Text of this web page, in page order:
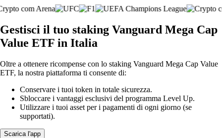
Gestisci il tuo staking Vanguard Mega Cap
Value ETF in Italia
Oltre a ottenere ricompense con lo staking Vanguard Mega Cap Value
ETF, la nostra piattaforma ti consente di:
Conservare i tuoi token in totale sicurezza.
Sbloccare i vantaggi esclusivi del programma Level Up.
Utilizzare i tuoi asset per i pagamenti di ogni giorno (se
supportati).
Scarica l'app